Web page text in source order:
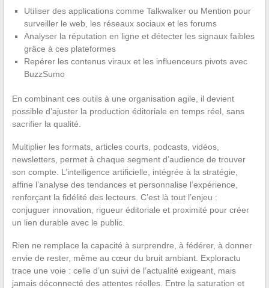
Utiliser des applications comme Talkwalker ou Mention pour
surveiller le web, les réseaux sociaux et les forums
Analyser la réputation en ligne et détecter les signaux faibles
grâce à ces plateformes
Repérer les contenus viraux et les influenceurs pivots avec
BuzzSumo
En combinant ces outils à une organisation agile, il devient
possible d’ajuster la production éditoriale en temps réel, sans
sacrifier la qualité.
Multiplier les formats, articles courts, podcasts, vidéos,
newsletters, permet à chaque segment d’audience de trouver
son compte. L’intelligence artificielle, intégrée à la stratégie,
affine l’analyse des tendances et personnalise l’expérience,
renforçant la fidélité des lecteurs. C’est là tout l’enjeu :
conjuguer innovation, rigueur éditoriale et proximité pour créer
un lien durable avec le public.
Rien ne remplace la capacité à surprendre, à fédérer, à donner
envie de rester, même au cœur du bruit ambiant. Exploractu
trace une voie : celle d’un suivi de l’actualité exigeant, mais
jamais déconnecté des attentes réelles. Entre la saturation et